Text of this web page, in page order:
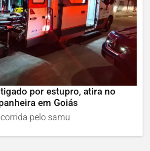
por estupro, atira no
em Goiás
pelo samu